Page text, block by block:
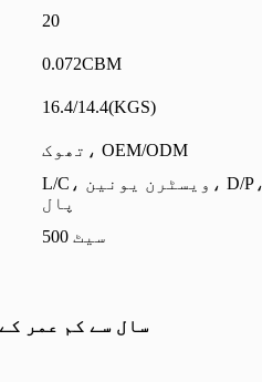
20
0.072CBM
16.4/14.4(KGS)
تھوک، OEM/ODM
L/C، ویسٹرن یونین، D/P، D/A، T/T، منی گرام، پے
پال
500 سیٹ
3 سال سے کم عمر